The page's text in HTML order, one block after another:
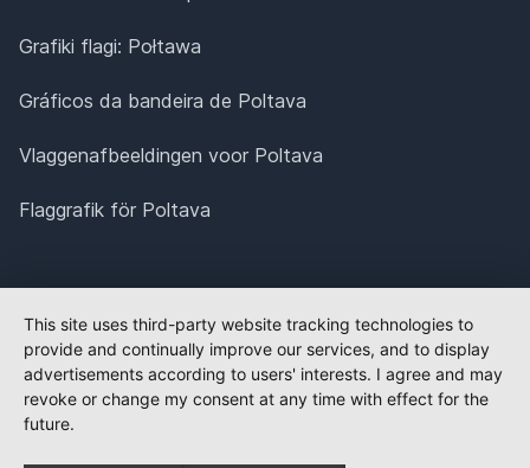
Grafiki flagi: Połtawa
Gráficos da bandeira de Poltava
Vlaggenafbeeldingen voor Poltava
Flaggrafik för Poltava
This site uses third-party website tracking technologies to
provide and continually improve our services, and to display
advertisements according to users' interests. I agree and may
revoke or change my consent at any time with effect for the
future.